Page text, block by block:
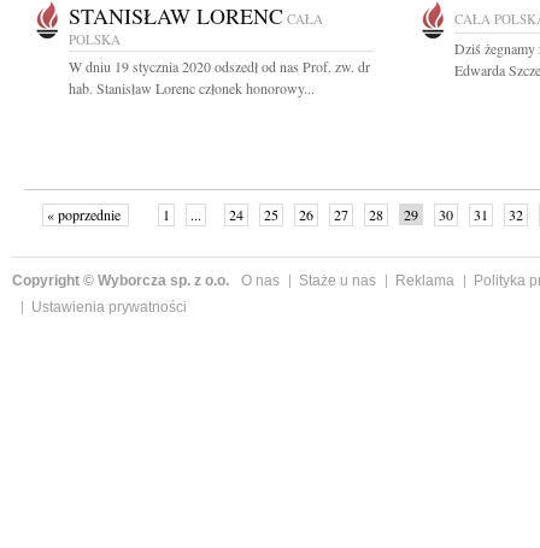
STANISŁAW LORENC CAŁA
POLSKA
W dniu 19 stycznia 2020 odszedł od nas Prof. zw. dr
hab. Stanisław Lorenc członek honorowy...
CAŁA
Dziś żegnamy
Edwarda
« poprzednie 1 ... 24 25 26 27 28 29 30 31
32
Copyright © Wyborcza sp. z o.o. O nas Staże u nas Reklama
Polityka
Ustawienia prywatności